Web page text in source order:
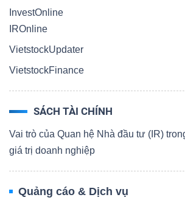
InvestOnline
IROnline
VietstockUpdater
VietstockFinance
SÁCH TÀI CHÍNH
Vai trò của Quan hệ Nhà đầu tư (IR)
giá trị doanh nghiệp
Quảng cáo & Dịch vụ